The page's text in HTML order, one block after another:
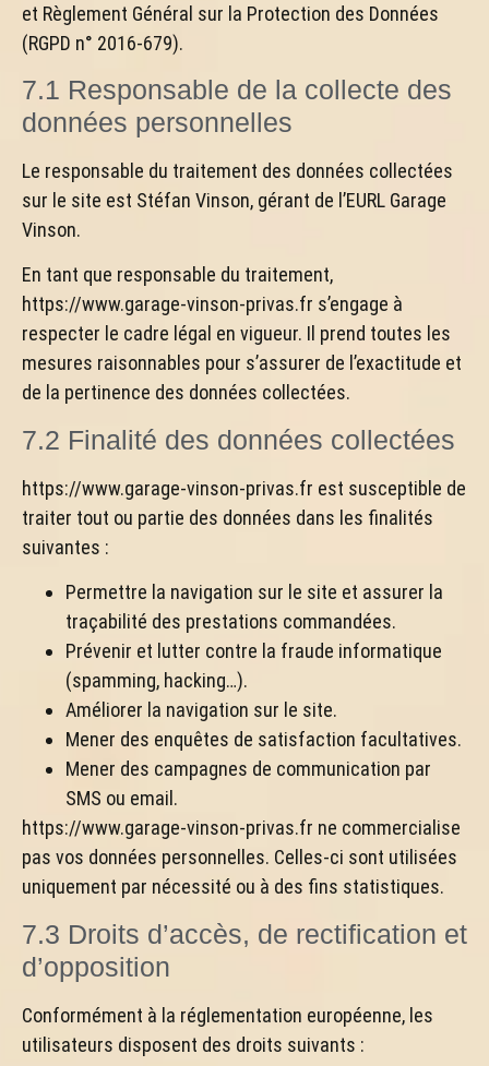
et Règlement Général sur la Protection des Données
(RGPD n° 2016-679).
7.1 Responsable de la collecte des
données personnelles
Le responsable du traitement des données collectées
sur le site est Stéfan Vinson, gérant de l’EURL Garage
Vinson.
En tant que responsable du traitement,
https://www.garage-vinson-privas.fr s’engage à
respecter le cadre légal en vigueur. Il prend toutes les
mesures raisonnables pour s’assurer de l’exactitude et
de la pertinence des données collectées.
7.2 Finalité des données collectées
https://www.garage-vinson-privas.fr est susceptible de
traiter tout ou partie des données dans les finalités
suivantes :
Permettre la navigation sur le site et assurer la
traçabilité des prestations commandées.
Prévenir et lutter contre la fraude informatique
(spamming, hacking…).
Améliorer la navigation sur le site.
Mener des enquêtes de satisfaction facultatives.
Mener des campagnes de communication par
SMS ou email.
https://www.garage-vinson-privas.fr ne commercialise
pas vos données personnelles. Celles-ci sont utilisées
uniquement par nécessité ou à des fins statistiques.
7.3 Droits d’accès, de rectification et
d’opposition
Conformément à la réglementation européenne, les
utilisateurs disposent des droits suivants :